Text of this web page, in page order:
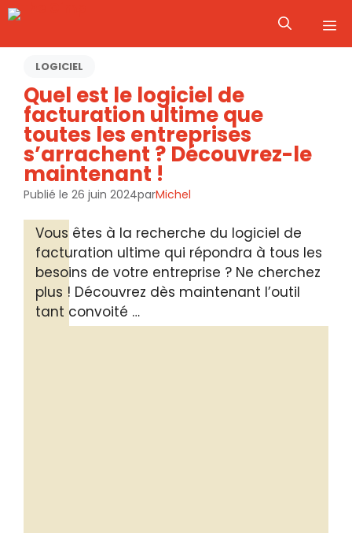
Aller
contenu
LOGICIEL
Quel est le logiciel de
facturation ultime que
toutes les entreprises
s’arrachent ? Découvrez-le
maintenant !
Publié le 26 juin 2024parMichel
Vous êtes à la recherche du logiciel de
facturation ultime qui répondra à tous les
besoins de votre entreprise ? Ne cherchez
plus ! Découvrez dès maintenant l’outil
tant convoité …